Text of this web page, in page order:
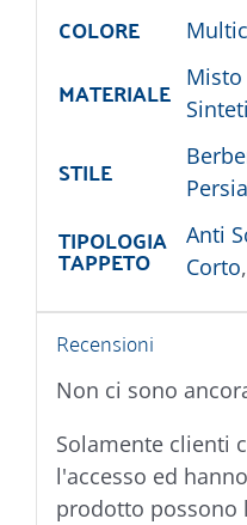
COLORE
MATERIALE Misto
STILE
TIPOLOGIA
TAPPETO
Anti
Corto,
Recensioni
Non ci sono
Solamente clienti
l'accesso ed
prodotto possono